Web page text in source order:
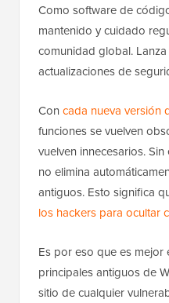
Como software de
mantenido y cuidado
comunidad global.
actualizaciones de
Con cada nueva versión
funciones se vuelven
vuelven innecesarios.
no elimina
antiguos. Esto significa
los hackers para ocultar
Es por eso que es mejor
principales antiguos de
sitio de cualquier